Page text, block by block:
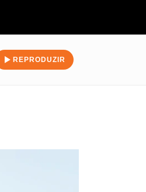
REPRODUZIR